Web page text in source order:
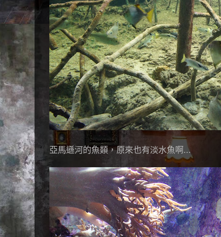
亞馬遜河的魚類，原來也有淡水魚啊...